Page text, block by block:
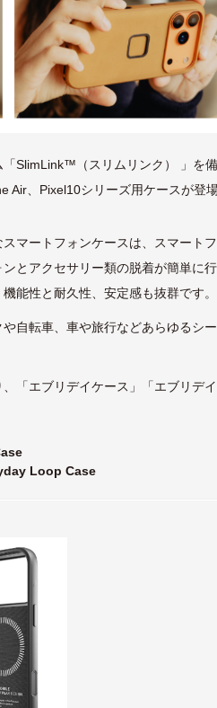
SlimLink™（スリムリンク） 」を
Air、Pixel10シリーズ用ケースが登場
マートフォンケースは、スマート
とアクセサリー類の脱着が簡単に
能性と耐久性、安定感も抜群です。
自転車、車や旅行などあらゆるシ
「エブリデイケース」「エブリデ
Loop Case